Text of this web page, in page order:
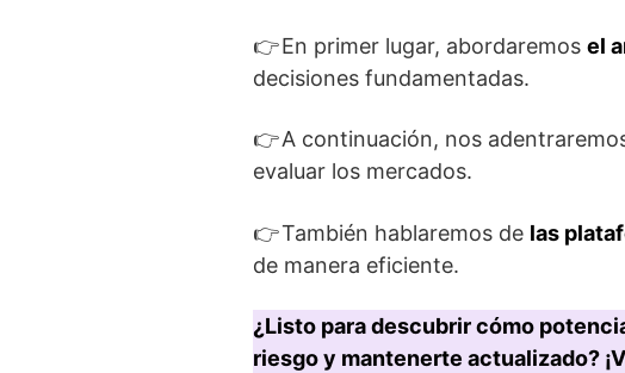
👉 En primer lugar, abordaremos el
decisiones fundamentadas.
👉 A continuación, nos
evaluar los mercados.
👉 También hablaremos de las
de manera eficiente.
¿Listo para descubrir cómo
riesgo y mantenerte actualizado?